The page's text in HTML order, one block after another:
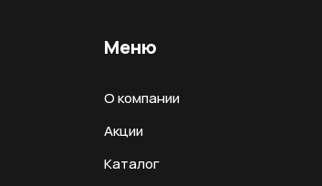
Меню
О компании
Акции
Каталог